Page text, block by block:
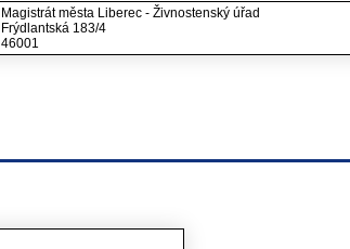
Magistrát města Liberec - Živnostenský úřad
Frýdlantská 183/4
46001